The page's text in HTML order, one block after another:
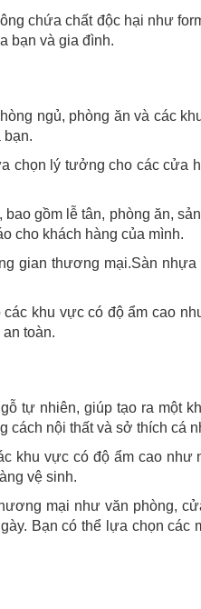
chứa chất độc hại như
bạn và gia đình.
ngủ, phòng ăn và các
bạn.
chọn lý tưởng cho các cửa
gồm lễ tân, phòng ăn,
cho khách hàng của mình.
gian thương mại.Sàn nhựa
khu vực có độ ẩm cao
toàn.
tự nhiên, giúp tạo ra một
cách nội thất và sở thích cá
khu vực có độ ẩm cao như
vệ sinh.
mại như văn phòng,
Bạn có thể lựa chọn các